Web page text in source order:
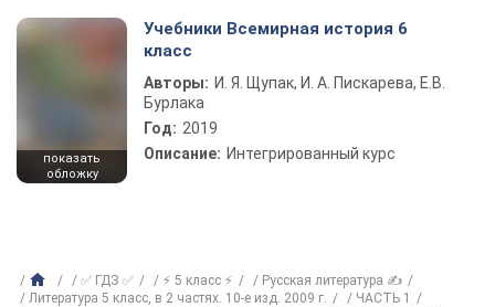
показать
обложку
Учебники Всемирная история 6
класс
Авторы: И. Я. Щупак, И. А. Пискарева, Е.В.
Бурлака
Год: 2019
Описание: Интегрированный курс
✅ ГДЗ ✅ ⚡ 5 класс ⚡
Русская литература ✍
Литература 5 класс, в 2 частях. 10-е изд. 2009 г.
ЧАСТЬ 1